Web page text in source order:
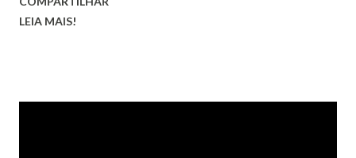
e grão-mestre.
LEIA MAIS!